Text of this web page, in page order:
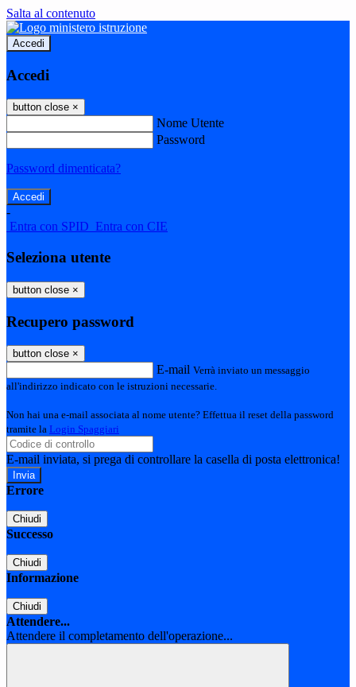
Salta al contenuto
Accedi
Accedi
button close ×
Nome Utente
Password
Password dimenticata?
-
Entra con SPID Entra con CIE
Seleziona utente
button close ×
Recupero password
button close ×
E-mail Verrà inviato un messaggio
all'indirizzo indicato con le istruzioni necessarie.
Non hai una e-mail associata al nome utente? Effettua il reset della password
tramite la Login Spaggiari
E-mail inviata, si prega di controllare la casella di posta elettronica!
Errore
Chiudi
Successo
Chiudi
Informazione
Chiudi
Attendere...
Attendere il completamento dell'operazione...